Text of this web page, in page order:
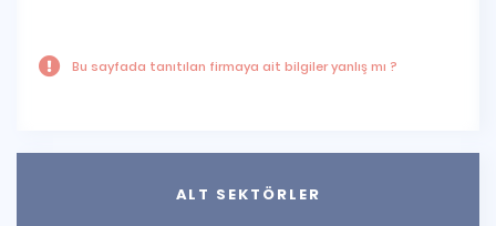
Bu sayfada tanıtılan firmaya ait bilgiler yanlış mı ?
ALT SEKTÖRLER